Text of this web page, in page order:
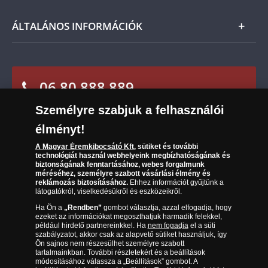
Ügyfélszolgálat
Leiratkozás a hírlevélről
ÁLTALÁNOS INFORMÁCIÓK
Sütik (cookies) használata
Süti (cookies)Beállítások
Társaságunkról
Az érmék és érmek ára és értéke
Gyakran ismételt kérdések
Adatkezelés
06 80 888 889
(díjmentesen hívható hétfőtől csütörtökig 9.00 és 17.00
óra között, péntekenként 9.00 és 15.00 óra között)
Személyre szabjuk a felhasználói
élményt!
A Magyar Éremkibocsátó Kft.sütiket és további
technológiát használ webhelyeink megbízhatóságának és
biztonságának fenntartásához, webes forgalmunk
méréséhez, személyre szabott vásárlási élmény és
reklámozás biztosításához.Ehhez információt gyűjtünk a
látogatókról, viselkedésükről és eszközeikről.
Ha Ön a „Rendben”gombot választja, azzal elfogadja, hogy
ezeket az információkat megoszthatjuk harmadik felekkel,
például hirdető partnereinkkel. Ha nem fogadjael a süti
szabályzatot, akkor csak az alapvető sütiket használjuk, így
Ön sajnos nem részesülhet személyre szabott
tartalmainkban. További részletekért és a beállítások
módosításához válassza a „Beállítások” gombot. A